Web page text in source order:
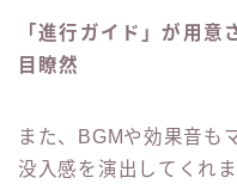
「進行ガイド」が用意
目瞭然
また、BGMや効果音も
没入感を演出してくれま